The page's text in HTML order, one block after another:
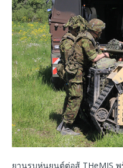
ยานรบหุ่นยนต์ต่อสู้ THeMIS